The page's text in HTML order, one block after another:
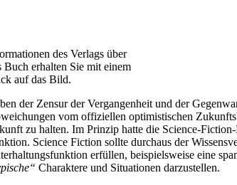
des Verlags über
Buch erhalten Sie mit einem
auf das Bild.
der Zensur der Vergangenheit und der
vom offiziellen optimistischen
zu halten. Im Prinzip hatte die Science-
Science Fiction sollte durchaus der
erfüllen, beispielsweise eine
Charaktere und Situationen darzustellen.